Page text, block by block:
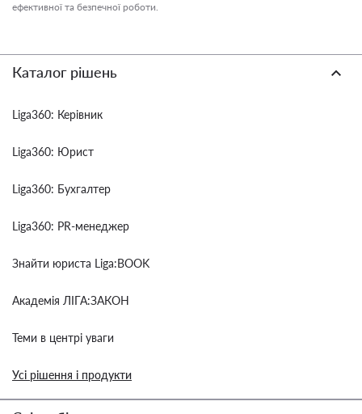
ефективної та безпечної роботи.
Каталог рішень
Liga360: Керівник
Liga360: Юрист
Liga360: Бухгалтер
Liga360: PR-менеджер
Знайти юриста Liga:BOOK
Академія ЛІГА:ЗАКОН
Теми в центрі уваги
Усі рішення і продукти